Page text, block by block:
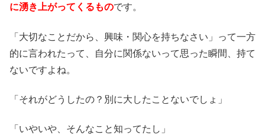
に湧き上がってくるものです。
「大切なことだから、興味・関心を持ちなさい」って一方
的に言われたって、自分に関係ないって思った瞬間、持て
ないですよね。
「それがどうしたの？別に大したことないでしょ」
「いやいや、そんなこと知ってたし」